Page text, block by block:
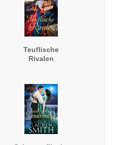
Teuflische
Rivalen